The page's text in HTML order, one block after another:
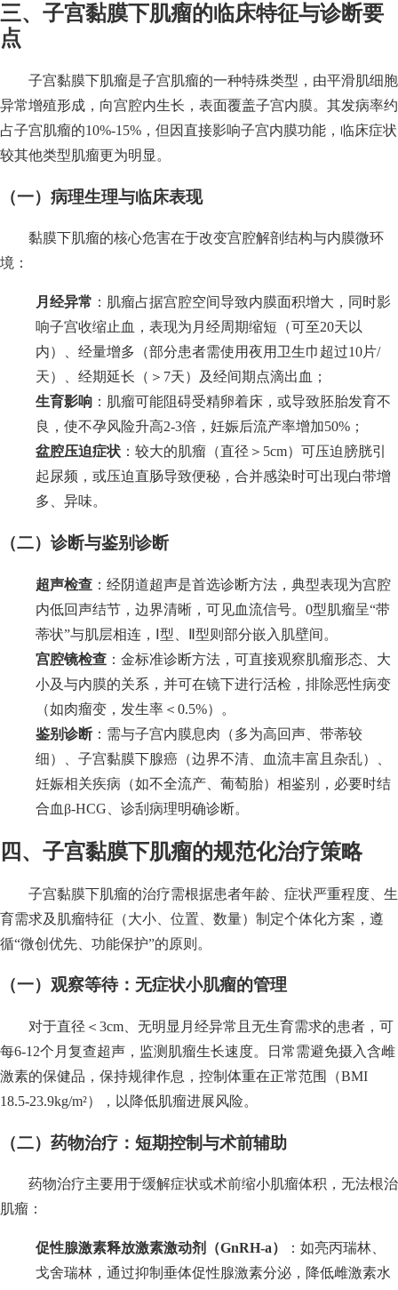
三、子宫黏膜下肌瘤的临床特征与诊断要
点
子宫黏膜下肌瘤是子宫肌瘤的一种特殊类型，由平滑肌细胞
异常增殖形成，向宫腔内生长，表面覆盖子宫内膜。其发病率约
占子宫肌瘤的10%-15%，但因直接影响子宫内膜功能，临床症状
较其他类型肌瘤更为明显。
（一）病理生理与临床表现
黏膜下肌瘤的核心危害在于改变宫腔解剖结构与内膜微环
境：
月经异常 ：肌瘤占据宫腔空间导致内膜面积增大，同时影
响子宫收缩止血，表现为月经周期缩短（可至20天以
内）、经量增多（部分患者需使用夜用卫生巾超过10片/
天）、经期延长（＞7天）及经间期点滴出血；
生育影响 ：肌瘤可能阻碍受精卵着床，或导致胚胎发育不
良，使不孕风险升高2-3倍，妊娠后流产率增加50%；
盆腔压迫症状 ：较大的肌瘤（直径＞5cm）可压迫膀胱引
起尿频，或压迫直肠导致便秘，合并感染时可出现白带增
多、异味。
（二）诊断与鉴别诊断
超声检查 ：经阴道超声是首选诊断方法，典型表现为宫腔
内低回声结节，边界清晰，可见血流信号。0型肌瘤呈“带
蒂状”与肌层相连，Ⅰ型、Ⅱ型则部分嵌入肌壁间。
宫腔镜检查 ：金标准诊断方法，可直接观察肌瘤形态、大
小及与内膜的关系，并可在镜下进行活检，排除恶性病变
（如肉瘤变，发生率＜0.5%）。
鉴别诊断 ：需与子宫内膜息肉（多为高回声、带蒂较
细）、子宫黏膜下腺癌（边界不清、血流丰富且杂乱）、
妊娠相关疾病（如不全流产、葡萄胎）相鉴别，必要时结
合血β-HCG、诊刮病理明确诊断。
四、子宫黏膜下肌瘤的规范化治疗策略
子宫黏膜下肌瘤的治疗需根据患者年龄、症状严重程度、生
育需求及肌瘤特征（大小、位置、数量）制定个体化方案，遵
循“微创优先、功能保护”的原则。
（一）观察等待：无症状小肌瘤的管理
对于直径＜3cm、无明显月经异常且无生育需求的患者，可
每6-12个月复查超声，监测肌瘤生长速度。日常需避免摄入含雌
激素的保健品，保持规律作息，控制体重在正常范围（BMI
18.5-23.9kg/m²），以降低肌瘤进展风险。
（二）药物治疗：短期控制与术前辅助
药物治疗主要用于缓解症状或术前缩小肌瘤体积，无法根治
肌瘤：
促性腺激素释放激素激动剂（GnRH-a）
：如亮丙瑞林、
戈舍瑞林，通过抑制垂体促性腺激素分泌，降低雌激素水